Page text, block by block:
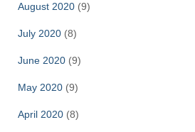
August 2020 (9)
July 2020 (8)
June 2020 (9)
May 2020 (9)
April 2020 (8)